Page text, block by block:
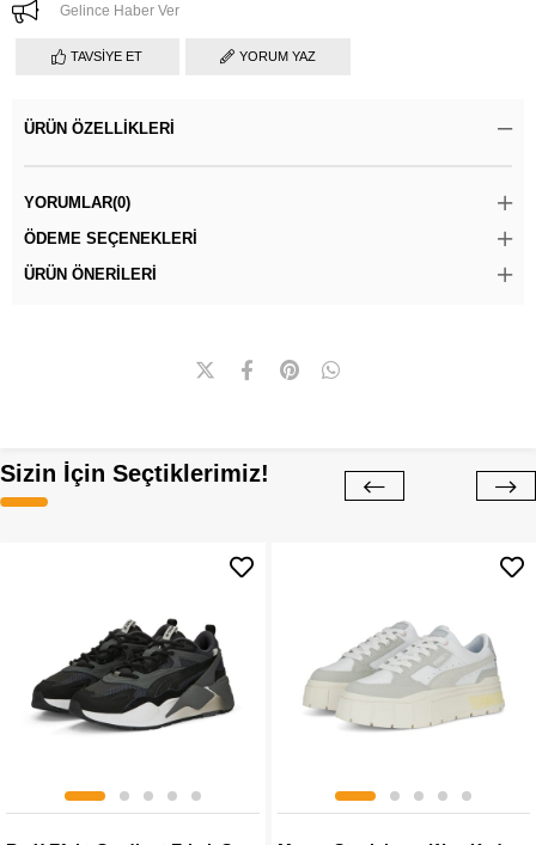
Gelince Haber Ver
TAVSIYE ET YORUM YAZ
ÜRÜN ÖZELLIKLERI
YORUMLAR(0)
ÖDEME SEÇENEKLERI
ÜRÜN ÖNERILERI
Sizin İçin Seçtiklerimiz!